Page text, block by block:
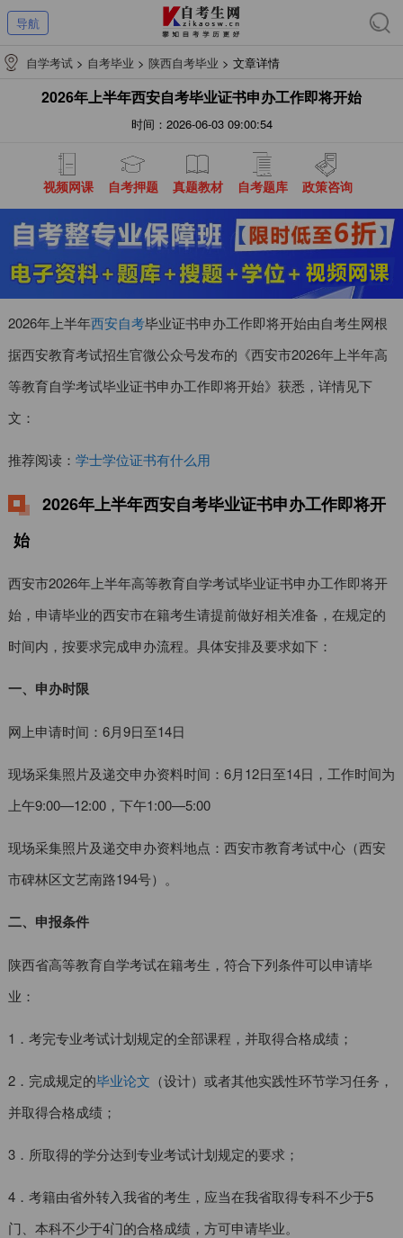
导航
自学考试 > 自考毕业 > 陕西自考毕业 > 文章详情
2026年上半年西安自考毕业证书申办工作即将开始
时间：2026-06-03 09:00:54
视频网课 自考押题 真题教材 自考题库 政策咨询
2026年上半年西安自考毕业证书申办工作即将开始由自考生网根
据西安教育考试招生官微公众号发布的《西安市2026年上半年高
等教育自学考试毕业证书申办工作即将开始》 获悉，详情见下
文：
推荐阅读： 学士学位证书有什么用
2026年上半年西安自考毕业证书申办工作即将开
始
西安市2026年上半年高等教育自学考试毕业证书申办工作即将开
始，申请毕业的西安市在籍考生请提前做好相关准备，在规定的
时间内，按要求完成申办流程。具体安排及要求如下：
一、申办时限
网上申请时间：6月9日至14日
现场采集照片及递交申办资料时间：6月12日至14日，工作时间为
上午9:00—12:00，下午1:00—5:00
现场采集照片及递交申办资料地点：西安市教育考试中心（西安
市碑林区文艺南路194号）。
二、申报条件
陕西省高等教育自学考试在籍考生，符合下列条件可以申请毕
业：
1．考完专业考试计划规定的全部课程，并取得合格成绩；
2．完成规定的毕业论文 （设计）或者其他实践性环节学习任务，
并取得合格成绩；
3．所取得的学分达到专业考试计划规定的要求；
4．考籍由省外转入我省的考生，应当在我省取得专科不少于5
门、本科不少于4门的合格成绩，方可申请毕业。